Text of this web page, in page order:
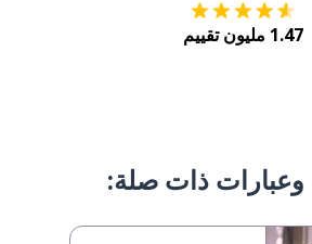
1.47 مليون تقييم
ذات صلة: